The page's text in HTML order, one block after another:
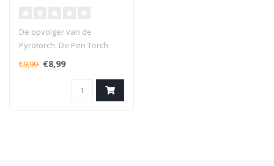
De opvolger van de
Pyrotorch: De Pen Torch
Black Turbo is een van onze
beste gas..
€9,99 €8,99